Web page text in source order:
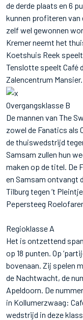
de derde plaats en 6
kunnen profiteren van
zelf wel gewonnen
Kremer neemt het
Koetshuis Reek
Tenslotte speelt Café
Zalencentrum Mansier.
Overgangsklasse B
De mannen van The
zowel de Fanatics als
de thuiswedstrijd
Samsam zullen hun
maken op de titel. De
en Samsam ontvangt
Tilburg tegen ’t
Pepersteeg
Regioklasse A
Het is ontzettend
op 18 punten. Op
bovenaan. Zij spelen
de Nachtwacht, de
Apeldoorn. De
in Kollumerzwaag:
wedstrijd in deze